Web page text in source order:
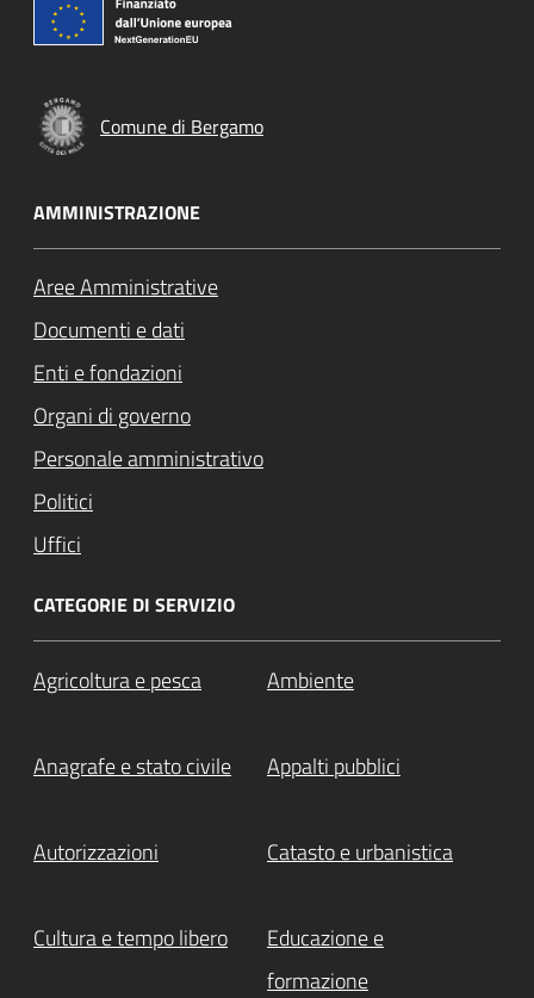
Comune di Bergamo
AMMINISTRAZIONE
Aree Amministrative
Documenti e dati
Enti e fondazioni
Organi di governo
Personale amministrativo
Politici
Uffici
CATEGORIE DI SERVIZIO
Agricoltura e pesca Ambiente
Anagrafe e stato civile Appalti pubblici
Autorizzazioni Catasto e urbanistica
Cultura e tempo libero
Educazione e
formazione